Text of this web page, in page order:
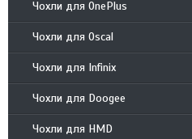
Чохли для OnePlus
Чохли для Oscal
Чохли для Infinix
Чохли для Doogee
Чохли для HMD